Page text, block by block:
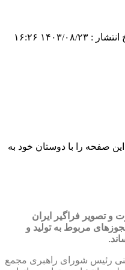
: ۱۴۰۳/۰۸/۲۳ ۱۶:۲۶
صفحه را با دوستان خود به
تصویر فراگیر ایران
مربوط به تولید و
رئیس شورای راهبری مجمع